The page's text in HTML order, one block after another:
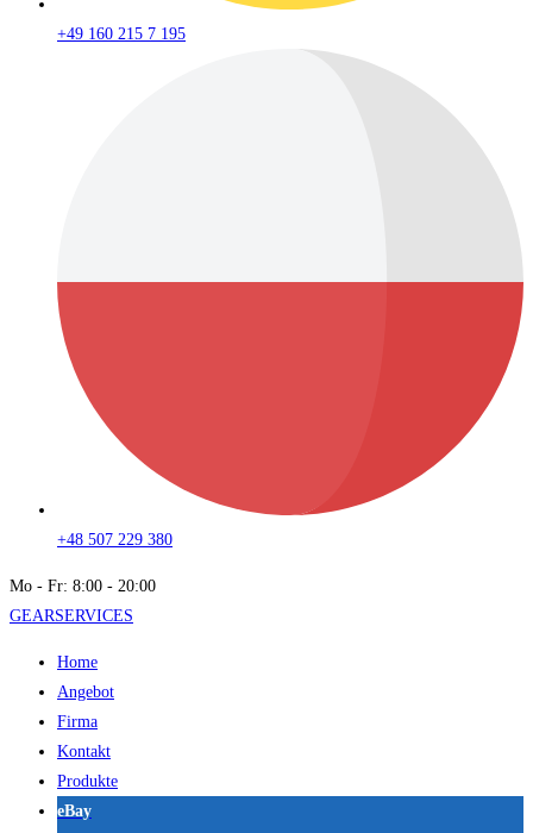
+49 160 215 7 195
+48 507 229 380
Mo - Fr: 8:00 - 20:00
GEARSERVICES
Home
Angebot
Firma
Kontakt
Produkte
eBay